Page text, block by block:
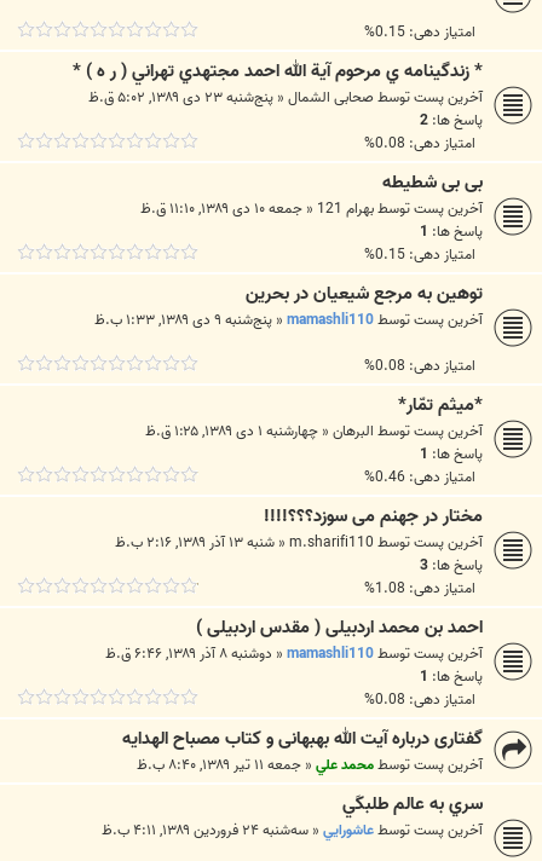
امتیاز دهی: 0.15%
* زندگينامه ي مرحوم آية الله احمد مجتهدي تهراني ( ر ه ) *
آخرین پست توسطصحابی الشمال« پنج‌شنبه ۲۳ دی ۱۳۸۹, ۵:۰۲ ق.ظ
پاسخ ها: 2
امتیاز دهی: 0.08%
بی بی شطیطه
آخرین پست توسطبهرام 121 « جمعه ۱۰ دی ۱۳۸۹, ۱۱:۱۰ ق.ظ
پاسخ ها: 1
امتیاز دهی: 0.15%
توهین به مرجع شیعیان در بحرین
آخرین پست توسطmamashli110
« پنج‌شنبه ۹ دی ۱۳۸۹, ۱:۳۳ ب.ظ
امتیاز دهی: 0.08%
*میثم تمّار*
آخرین پست توسطالبرهان« چهارشنبه ۱ دی ۱۳۸۹, ۱:۲۵ ق.ظ
پاسخ ها: 1
امتیاز دهی: 0.46%
مختار در جهنم می سوزد؟؟؟!!!!
آخرین پست توسطm.sharifi110
« شنبه ۱۳ آذر ۱۳۸۹, ۲:۱۶ ب.ظ
پاسخ ها: 3
امتیاز دهی: 1.08%
احمد بن محمد اردبيلى ( مقدس اردبيلى )
آخرین پست توسطmamashli110
« دوشنبه ۸ آذر ۱۳۸۹, ۶:۴۶ ق.ظ
پاسخ ها: 1
امتیاز دهی: 0.08%
گفتاری درباره آیت الله بهبهانی و کتاب مصباح الهدایه
آخرین پست توسطمحمد علي« جمعه ۱۱ تیر ۱۳۸۹, ۸:۴۰ ب.ظ
سري به عالم طلبكَي
آخرین پست توسطعاشورايي« سه‌شنبه ۲۴ فروردین ۱۳۸۹, ۴:۱۱ ب.ظ